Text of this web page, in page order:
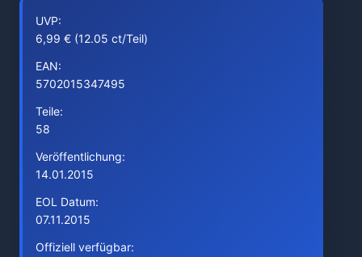
UVP:
6,99 € (12.05 ct/Teil)
EAN:
5702015347495
Teile:
58
Veröffentlichung:
14.01.2015
EOL Datum:
07.11.2015
Offiziell verfügbar: